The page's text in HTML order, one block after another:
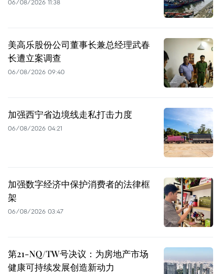
06/08/2026 11:38
美高乐股份公司董事长兼总经理武春
长遭立案调查
06/08/2026 09:40
加强西宁省边境线走私打击力度
06/08/2026 04:21
加强数字经济中保护消费者的法律框
架
06/08/2026 03:47
第21-NQ/TW号决议：为房地产市场
健康可持续发展创造新动力